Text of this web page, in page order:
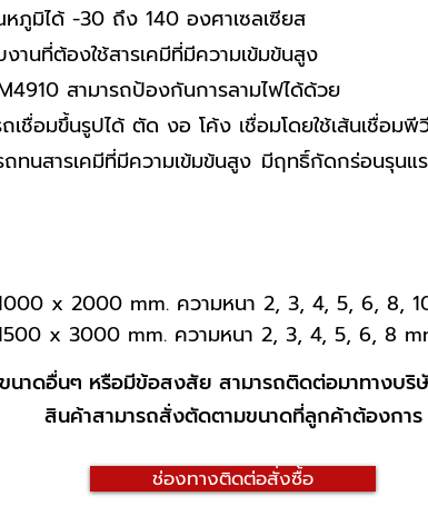
มิได้ -30 ถึง 140 องศาเซลเซียส
านที่ต้องใช้สารเคมีที่มีความเข้มข้นสูง
สามารถป้องกันการลามไฟได้ด้วย
ชื่อมขึ้นรูปได้ ตัด งอ โค้ง เชื่อมโดยใช้เส้นเชื่อมพี
ทนสารเคมีที่มีความเข้มข้นสูง มีฤทธิ์กัดกร่อนรุน
x 2000 mm. ความหนา 2, 3, 4, 5, 6, 8,
x 3000 mm. ความหนา 2, 3, 4, 5, 6, 8
นาดอื่นๆ หรือมีข้อสงสัย สามารถติดต่อมาทางบริ
สินค้าสามารถสั่งตัดตามขนาดที่ลูกค้าต้องการ
ช่องทางติดต่อสั่งซื้อ